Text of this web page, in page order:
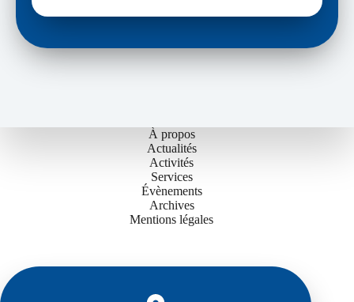
À propos
Actualités
Activités
Services
Évènements
Archives
Mentions légales